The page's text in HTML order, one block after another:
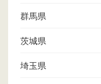
群馬県
茨城県
埼玉県